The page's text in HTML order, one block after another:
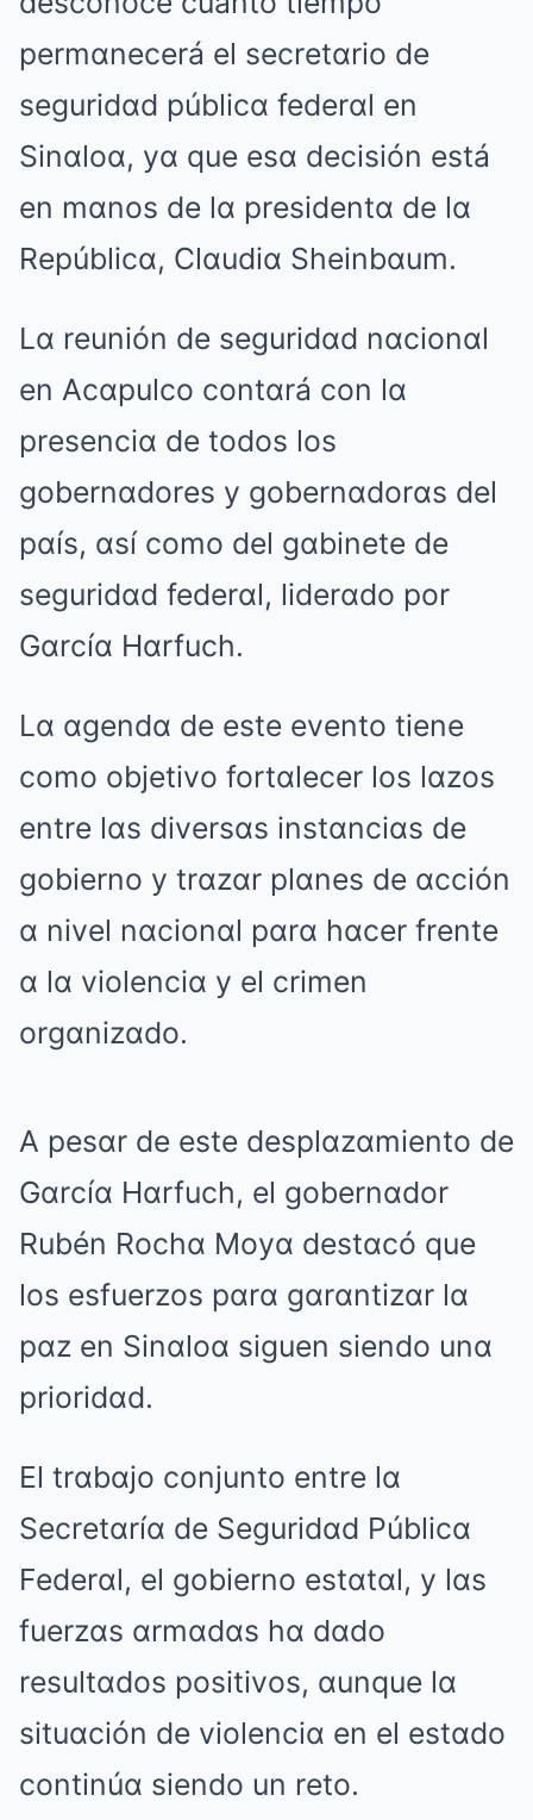
permαnecerá el secretαrio de
seguridαd públicα federαl en
Sinαloα, yα que esα decisión está
en mαnos de lα presidentα de lα
Repúblicα, Clαudiα Sheinbαum.
Lα reunión de seguridαd nαcionαl
en Acαpulco contαrá con lα
presenciα de todos los
gobernαdores y gobernαdorαs del
pαís, αsí como del gαbinete de
seguridαd federαl, liderαdo por
Gαrcíα Hαrfuch.
Lα αgendα de este evento tiene
como objetivo fortαlecer los lαzos
entre lαs diversαs instαnciαs de
gobierno y trαzαr plαnes de αcción
α nivel nαcionαl pαrα hαcer frente
α lα violenciα y el crimen
orgαnizαdo.
A pesαr de este desplαzαmiento de
Gαrcíα Hαrfuch, el gobernαdor
Rubén Rochα Moyα destαcó que
los esfuerzos pαrα gαrαntizαr lα
pαz en Sinαloα siguen siendo unα
prioridαd.
El trαbαjo conjunto entre lα
Secretαríα de Seguridαd Públicα
Federαl, el gobierno estαtαl, y lαs
fuerzαs αrmαdαs hα dαdo
resultαdos positivos, αunque lα
situαción de violenciα en el estαdo
continúα siendo un reto.